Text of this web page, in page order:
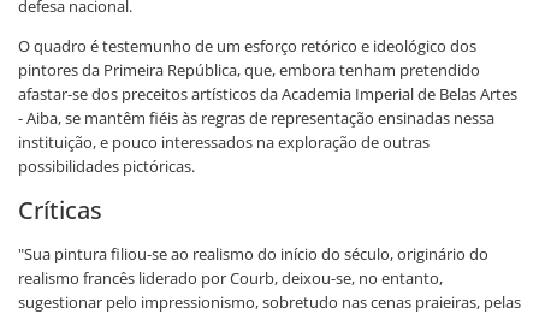
defesa nacional.
O quadro é testemunho de um esforço retórico e ideológico dos
pintores da Primeira República, que, embora tenham pretendido
afastar-se dos preceitos artísticos da Academia Imperial de Belas Artes
- Aiba, se mantêm fiéis às regras de representação ensinadas nessa
instituição, e pouco interessados na exploração de outras
possibilidades pictóricas.
Críticas
"Sua pintura filiou-se ao realismo do início do século, originário do
realismo francês liderado por Courb, deixou-se, no entanto,
sugestionar pelo impressionismo, sobretudo nas cenas praieiras, pelas